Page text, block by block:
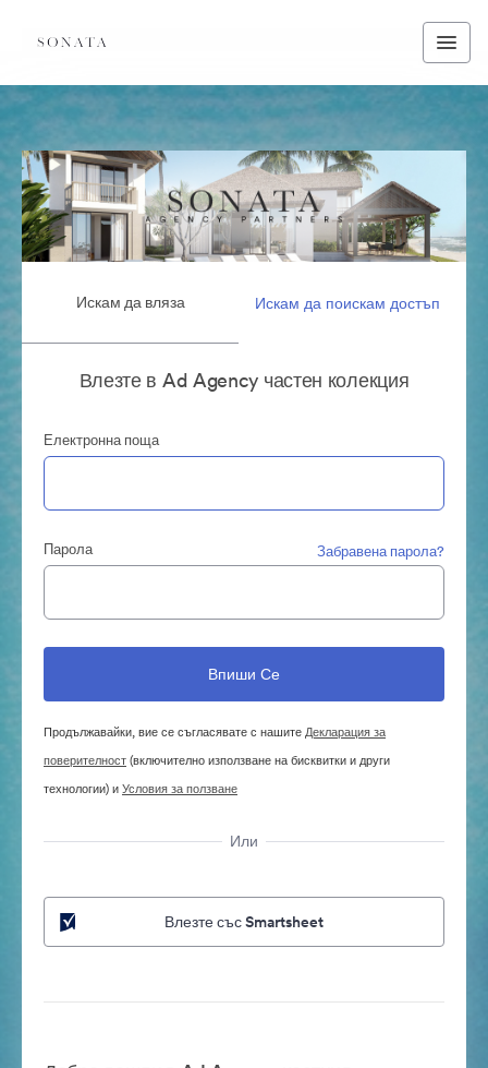
Искам да вляза Искам да поискам достъп
Влезте в Ad Agency частен колекция
Електронна поща
Парола Забравена парола?
Продължавайки, вие се съгласявате с нашитеДекларация за
поверителност(включително използване на бисквитки и други
технологии) иУсловия за ползване
Или
Влезте със Smartsheet